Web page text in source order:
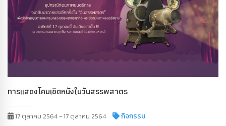
การแสดงโคมเชิดหนังในวันสรรพสาตร
17 ตุลาคม 2564 - 17 ตุลาคม 2564 กิจกรรม